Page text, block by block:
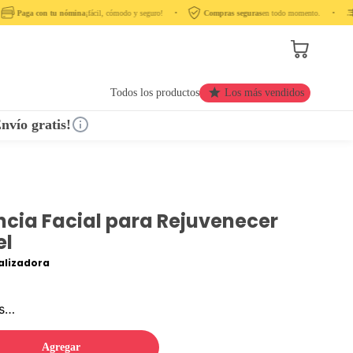
Paga con tu nómina¡fácil, cómodo y seguro! ‎ ‎ ‎ ‎ •‎ ‎ ‎ ‎ Compras segurasen todo momento. ‎ ‎ ‎ ‎ •‎ ‎ ‎ ‎ ‎
Todos los productos Los más vendidos
gratis!
Facial para Rejuvenecer
Agregar